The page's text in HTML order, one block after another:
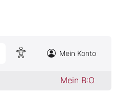
Mein Konto
Mein B:O